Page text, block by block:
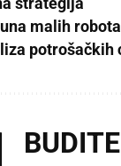
malih
potrošačkih